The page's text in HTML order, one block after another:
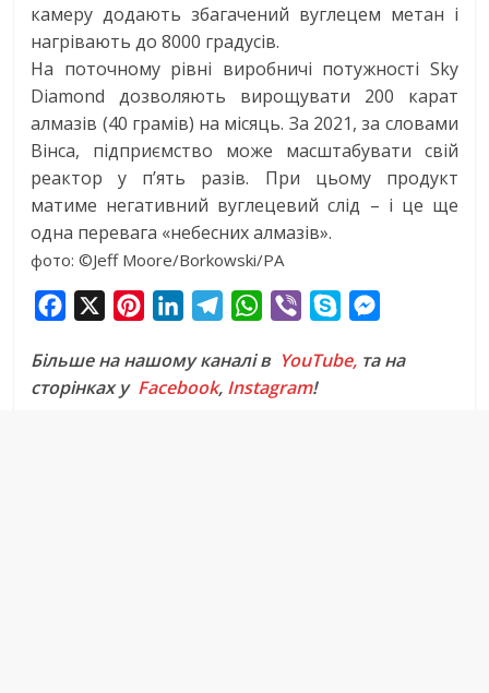
камеру додають збагачений вуглецем метан і
нагрівають до 8000 градусів.
На поточному рівні виробничі потужності Sky
Diamond дозволяють вирощувати 200 карат
алмазів (40 грамів) на місяць. За 2021, за словами
Вінса, підприємство може масштабувати свій
реактор у п’ять разів. При цьому продукт
матиме негативний вуглецевий слід – і це ще
одна перевага «небесних алмазів».
фото: ©Jeff Moore/Borkowski/PA
c
e
n
t
n
k
l
e
W
a
t
b
e
y
s
Більше на нашому каналі в YouTube, та на
сторінках у Facebook, Instagram!